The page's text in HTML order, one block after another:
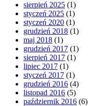
sierpień 2025 (1)
styczeń 2025 (1)
styczeń 2020 (1)
grudzień 2018 (1)
maj 2018 (1)
grudzień 2017 (1)
sierpień 2017 (1)
lipiec 2017 (1)
styczeń 2017 (1)
grudzień 2016 (4)
listopad 2016 (5)
październik 2016 (6)